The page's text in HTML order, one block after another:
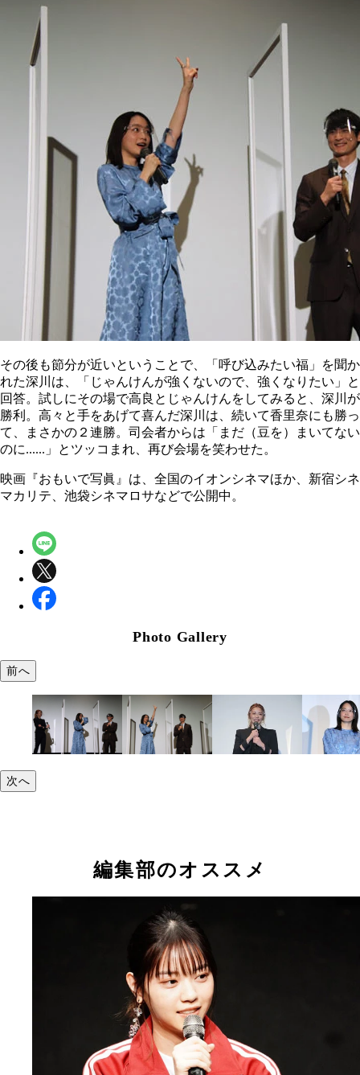
その後も節分が近いということで、「呼び込みたい福」を聞か
れた深川は、「じゃんけんが強くないので、強くなりたい」と
回答。試しにその場で高良とじゃんけんをしてみると、深川が
勝利。高々と手をあげて喜んだ深川は、続いて香里奈にも勝っ
て、まさかの２連勝。司会者からは「まだ（豆を）まいてない
のに......」とツッコまれ、再び会場を笑わせた。
映画『おもいで写眞』は、全国のイオンシネマほか、新宿シネ
マカリテ、池袋シネマロサなどで公開中。
Photo Gallery
前へ
次へ
編集部のオススメ